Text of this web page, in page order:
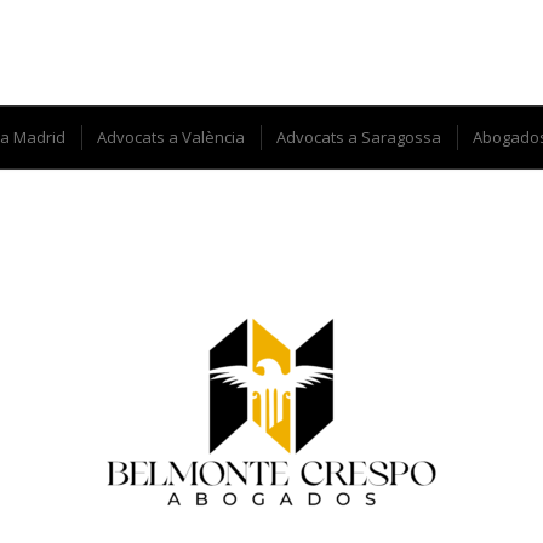
Madrid Advocats a València Advocats a Saragossa